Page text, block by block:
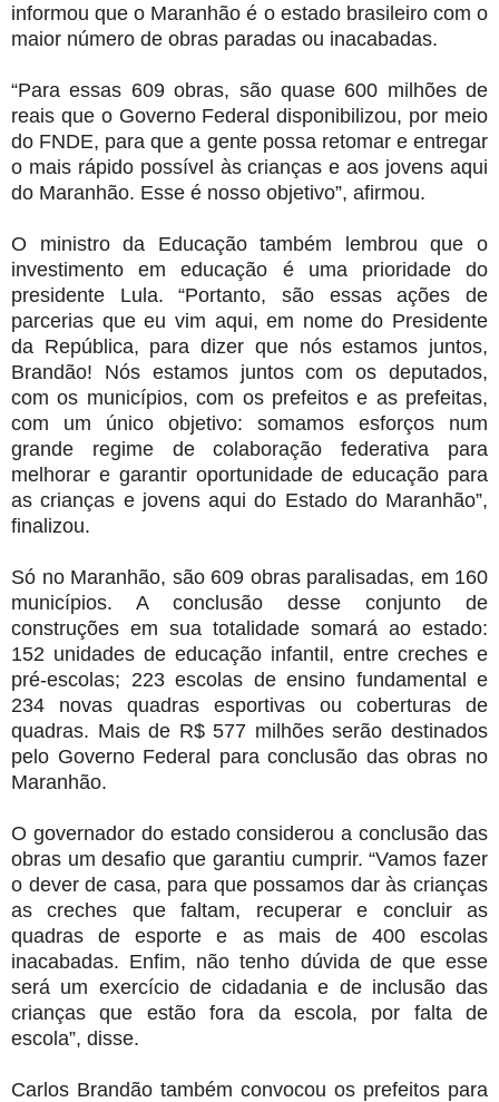
informou que o Maranhão é o estado brasileiro com o
maior número de obras paradas ou inacabadas.
“Para essas 609 obras, são quase 600 milhões de
reais que o Governo Federal disponibilizou, por meio
do FNDE, para que a gente possa retomar e entregar
o mais rápido possível às crianças e aos jovens aqui
do Maranhão. Esse é nosso objetivo”, afirmou.
O ministro da Educação também lembrou que o
investimento em educação é uma prioridade do
presidente Lula. “Portanto, são essas ações de
parcerias que eu vim aqui, em nome do Presidente
da República, para dizer que nós estamos juntos,
Brandão! Nós estamos juntos com os deputados,
com os municípios, com os prefeitos e as prefeitas,
com um único objetivo: somamos esforços num
grande regime de colaboração federativa para
melhorar e garantir oportunidade de educação para
as crianças e jovens aqui do Estado do Maranhão”,
finalizou.
Só no Maranhão, são 609 obras paralisadas, em 160
municípios. A conclusão desse conjunto de
construções em sua totalidade somará ao estado:
152 unidades de educação infantil, entre creches e
pré-escolas; 223 escolas de ensino fundamental e
234 novas quadras esportivas ou coberturas de
quadras. Mais de R$ 577 milhões serão destinados
pelo Governo Federal para conclusão das obras no
Maranhão.
O governador do estado considerou a conclusão das
obras um desafio que garantiu cumprir. “Vamos fazer
o dever de casa, para que possamos dar às crianças
as creches que faltam, recuperar e concluir as
quadras de esporte e as mais de 400 escolas
inacabadas. Enfim, não tenho dúvida de que esse
será um exercício de cidadania e de inclusão das
crianças que estão fora da escola, por falta de
escola”, disse.
Carlos Brandão também convocou os prefeitos para